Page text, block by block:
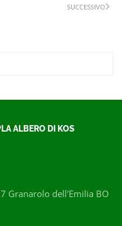
SUCCESSIVO
ALBERO DI KOS
Granarolo dell'Emilia BO